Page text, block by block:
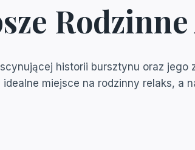
historii bursztynu oraz jego
idealne miejsce na rodzinny relaks, a